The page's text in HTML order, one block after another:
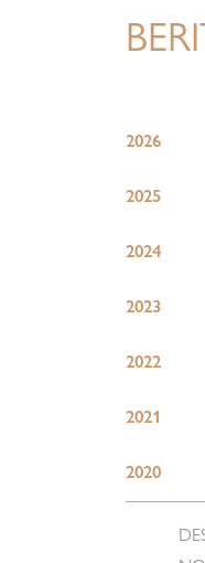
2026
2025
2024
2023
2022
2021
2020